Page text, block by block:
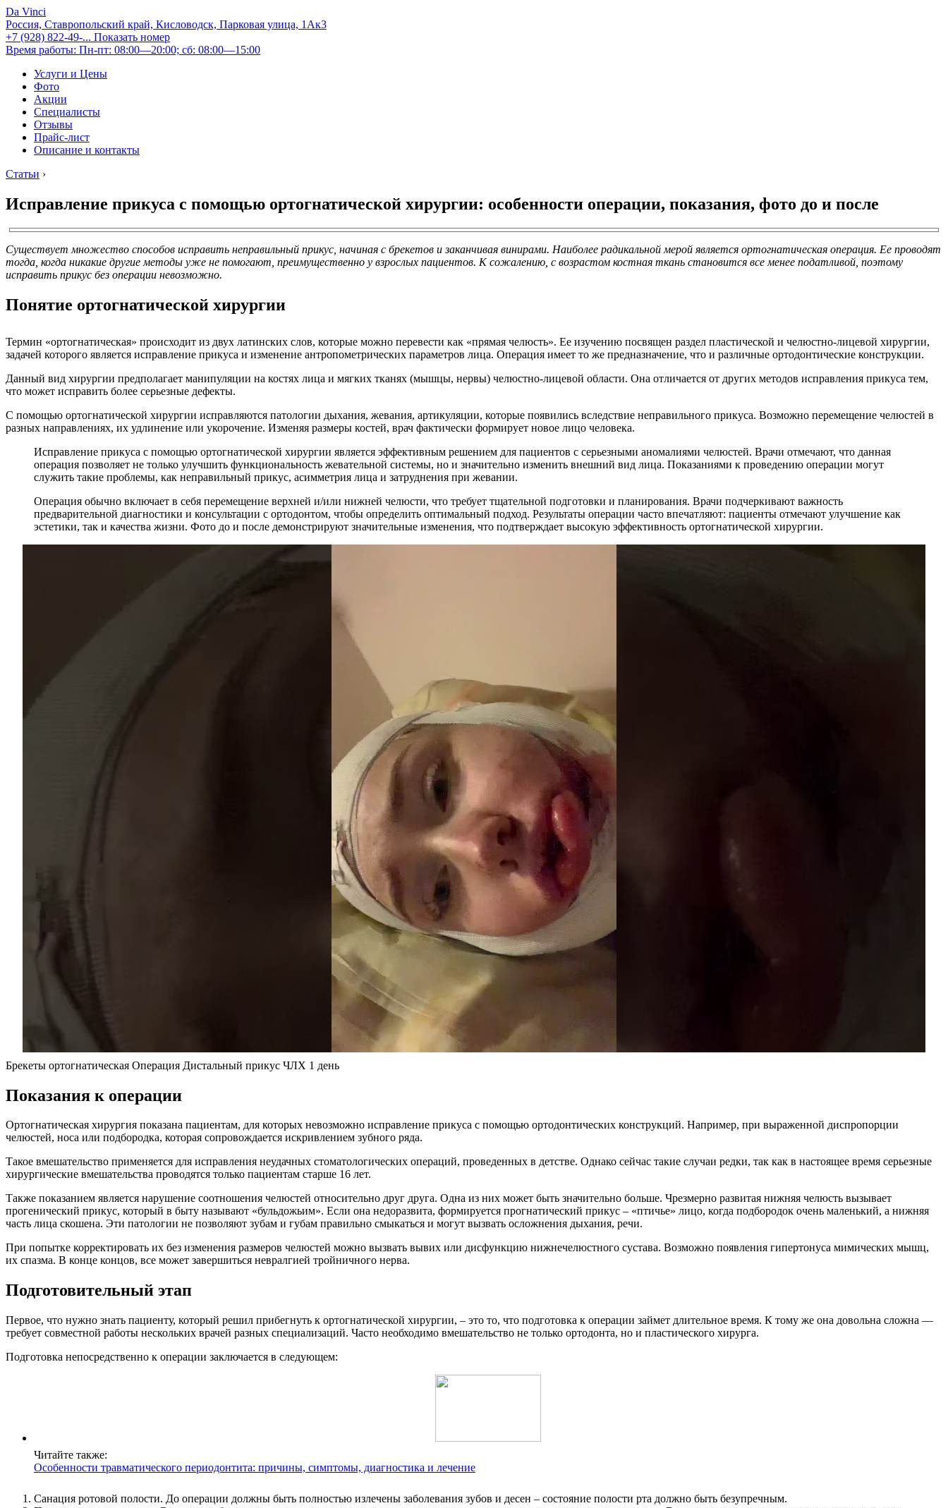
Da Vinci
Россия, Ставропольский край, Кисловодск, Парковая улица, 1Ак3
+7 (928) 822-49-... Показать номер
Время работы: Пн-пт: 08:00—20:00; сб: 08:00—15:00
Услуги и Цены
Фото
Акции
Специалисты
Отзывы
Прайс-лист
Описание и контакты
Статьи ›
Исправление прикуса с помощью ортогнатической хирургии: особенности операции, показания, фото до и после
Существует множество способов исправить неправильный прикус, начиная с брекетов и заканчивая винирами. Наиболее радикальной мерой является ортогнатическая операция. Ее проводят
тогда, когда никакие другие методы уже не помогают, преимущественно у взрослых пациентов. К сожалению, с возрастом костная ткань становится все менее податливой, поэтому
исправить прикус без операции невозможно.
Понятие ортогнатической хирургии
Термин «ортогнатическая» происходит из двух латинских слов, которые можно перевести как «прямая челюсть». Ее изучению посвящен раздел пластической и челюстно-лицевой хирургии,
задачей которого является исправление прикуса и изменение антропометрических параметров лица. Операция имеет то же предназначение, что и различные ортодонтические конструкции.
Данный вид хирургии предполагает манипуляции на костях лица и мягких тканях (мышцы, нервы) челюстно-лицевой области. Она отличается от других методов исправления прикуса тем,
что может исправить более серьезные дефекты.
С помощью ортогнатической хирургии исправляются патологии дыхания, жевания, артикуляции, которые появились вследствие неправильного прикуса. Возможно перемещение челюстей в
разных направлениях, их удлинение или укорочение. Изменяя размеры костей, врач фактически формирует новое лицо человека.
Исправление прикуса с помощью ортогнатической хирургии является эффективным решением для пациентов с серьезными аномалиями челюстей. Врачи отмечают, что данная
операция позволяет не только улучшить функциональность жевательной системы, но и значительно изменить внешний вид лица. Показаниями к проведению операции могут
служить такие проблемы, как неправильный прикус, асимметрия лица и затруднения при жевании.
Операция обычно включает в себя перемещение верхней и/или нижней челюсти, что требует тщательной подготовки и планирования. Врачи подчеркивают важность
предварительной диагностики и консультации с ортодонтом, чтобы определить оптимальный подход. Результаты операции часто впечатляют: пациенты отмечают улучшение как
эстетики, так и качества жизни. Фото до и после демонстрируют значительные изменения, что подтверждает высокую эффективность ортогнатической хирургии.
Брекеты ортогнатическая Операция Дистальный прикус ЧЛХ 1 день
Показания к операции
Ортогнатическая хирургия показана пациентам, для которых невозможно исправление прикуса с помощью ортодонтических конструкций. Например, при выраженной диспропорции
челюстей, носа или подбородка, которая сопровождается искривлением зубного ряда.
Такое вмешательство применяется для исправления неудачных стоматологических операций, проведенных в детстве. Однако сейчас такие случаи редки, так как в настоящее время серьезные
хирургические вмешательства проводятся только пациентам старше 16 лет.
Также показанием является нарушение соотношения челюстей относительно друг друга. Одна из них может быть значительно больше. Чрезмерно развитая нижняя челюсть вызывает
прогенический прикус, который в быту называют «бульдожьим». Если она недоразвита, формируется прогнатический прикус – «птичье» лицо, когда подбородок очень маленький, а нижняя
часть лица скошена. Эти патологии не позволяют зубам и губам правильно смыкаться и могут вызвать осложнения дыхания, речи.
При попытке корректировать их без изменения размеров челюстей можно вызвать вывих или дисфункцию нижнечелюстного сустава. Возможно появления гипертонуса мимических мышц,
их спазма. В конце концов, все может завершиться невралгией тройничного нерва.
Подготовительный этап
Первое, что нужно знать пациенту, который решил прибегнуть к ортогнатической хирургии, – это то, что подготовка к операции займет длительное время. К тому же она довольна сложна —
требует совместной работы нескольких врачей разных специализаций. Часто необходимо вмешательство не только ортодонта, но и пластического хирурга.
Подготовка непосредственно к операции заключается в следующем:
Читайте также:
Особенности травматического периодонтита: причины, симптомы, диагностика и лечение
Санация ротовой полости. До операции должны быть полностью излечены заболевания зубов и десен – состояние полости рта должно быть безупречным.